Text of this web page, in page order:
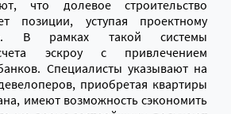
что долевое строительство
позиции, уступая проектному
В рамках такой системы
эскроу с привлечением
Специалисты указывают на
приобретая квартиры
имеют возможность сэкономить